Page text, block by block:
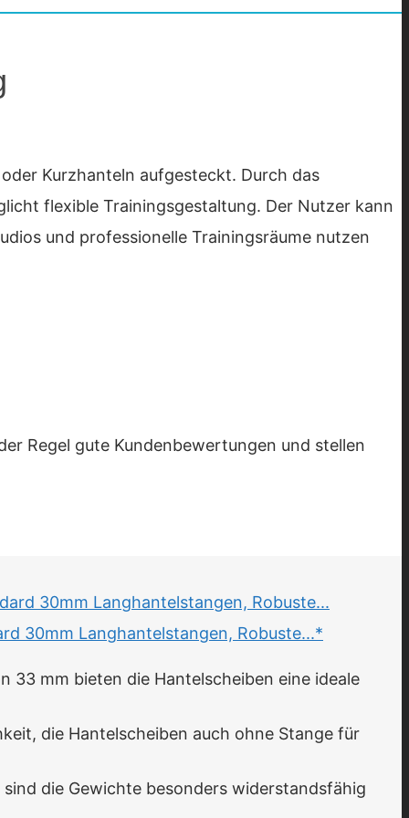
Kurzhanteln aufgesteckt. Durch das
flexible Trainingsgestaltung. Der Nutzer kann
und professionelle Trainingsräume nutzen
Regel gute Kundenbewertungen und stellen
30mm Langhantelstangen, Robuste...*
33 mm bieten die Hantelscheiben eine ideale
die Hantelscheiben auch ohne Stange für
die Gewichte besonders widerstandsfähig